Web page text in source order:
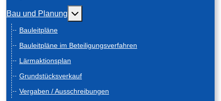
Bau und Planung Weitere Informationen: Bau und Planung
Bauleitpläne
Bauleitpläne im Beteiligungsverfahren
Lärmaktionsplan
Grundstücksverkauf
Vergaben / Ausschreibungen